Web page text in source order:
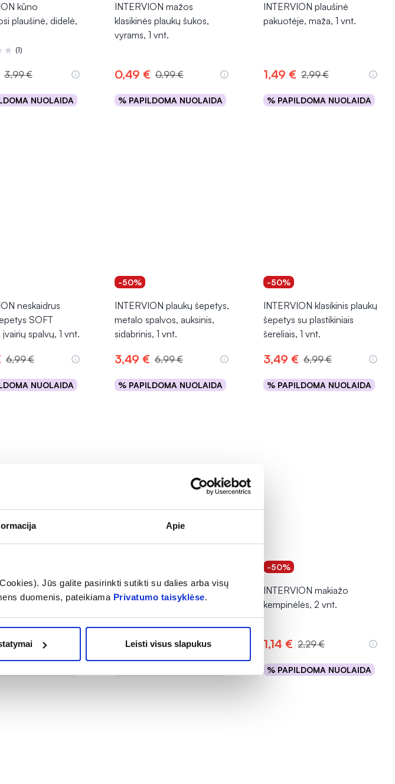
Apie
Jūs galite pasirinkti sutikti su dalies arba visų
duomenis, pateikiama Privatumo taisyklėse.
Leisti visus slapukus
kūno
plaušinė, didelė,
1.0 iš 5
(1)
3,99 €
NUOLAIDA
krepšelį
INTERVION mažos
klasikinės plaukų šukos,
vyrams, 1 vnt.
0,49 € 0,99 €
% PAPILDOMA NUOLAIDA
Į krepšelį
INTERVION plaušinė
pakuotėje, maža, 1 vnt.
1,49 € 2,99 €
% PAPILDOMA NUOLAIDA
Į krepšelį
neskaidrus
SOFT
spalvų, 1 vnt.
6,99 €
NUOLAIDA
krepšelį
-50%
INTERVION plaukų šepetys,
metalo spalvos, auksinis,
sidabrinis, 1 vnt.
3,49 € 6,99 €
% PAPILDOMA NUOLAIDA
Į krepšelį
-50%
INTERVION klasikinis plaukų
šepetys su plastikiniais
šereliais, 1 vnt.
3,49 € 6,99 €
% PAPILDOMA NUOLAIDA
Į krepšelį
didelė makiažo
4,49 €
krepšelį
pincetas TWEEZER
1,99 € 3,99 €
Į krepšelį
-50%
INTERVION makiažo
kempinėlės, 2 vnt.
1,14 € 2,29 €
% PAPILDOMA NUOLAIDA
Į krepšelį